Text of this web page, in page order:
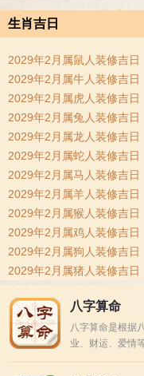
生肖吉日
2029年2月属鼠人装修吉日
2029年2月属牛人装修吉日
2029年2月属虎人装修吉日
2029年2月属兔人装修吉日
2029年2月属龙人装修吉日
2029年2月属蛇人装修吉日
2029年2月属马人装修吉日
2029年2月属羊人装修吉日
2029年2月属猴人装修吉日
2029年2月属鸡人装修吉日
2029年2月属狗人装修吉日
2029年2月属猪人装修吉日
八字算命
八字算命是根据
业、财运、爱情